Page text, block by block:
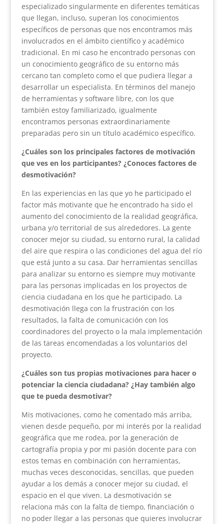
especializado singularmente en diferentes temáticas
que llegan, incluso, superan los conocimientos
específicos de personas que nos encontramos más
involucrados en el ámbito científico y académico
tradicional. En mi caso he encontrado personas con
un conocimiento geográfico de su entorno más
cercano tan completo como el que pudiera llegar a
desarrollar un especialista. En términos del manejo
de herramientas y software libre, con los que
también estoy familiarizado, igualmente
encontramos personas extraordinariamente
preparadas pero sin un título académico específico.
¿Cuáles son los principales factores de motivación
que ves en los participantes? ¿Conoces factores de
desmotivación?
En las experiencias en las que yo he participado el
factor más motivante que he encontrado ha sido el
aumento del conocimiento de la realidad geográfica,
urbana y/o territorial de sus alrededores. La gente
conocer mejor su ciudad, su entorno rural, la calidad
del aire que respira o las condiciones del agua del río
que está junto a su casa. Dar herramientas sencillas
para analizar su entorno es siempre muy motivante
para las personas implicadas en los proyectos de
ciencia ciudadana en los que he participado. La
desmotivación llega con la frustración con los
resultados, la falta de comunicación con los
coordinadores del proyecto o la mala implementación
de las tareas encomendadas a los voluntarios del
proyecto.
¿Cuáles son tus propias motivaciones para hacer o
potenciar la ciencia ciudadana? ¿Hay también algo
que te pueda desmotivar?
Mis motivaciones, como he comentado más arriba,
vienen desde pequeño, por mi interés por la realidad
geográfica que me rodea, por la generación de
cartografía propia y por mi pasión docente para con
estos temas en combinación con herramientas,
muchas veces desconocidas, sencillas, que pueden
ayudar a los demás a conocer mejor su ciudad, el
espacio en el que viven. La desmotivación se
relaciona más con la falta de tiempo, financiación o
no poder llegar a las personas que quieres involucrar